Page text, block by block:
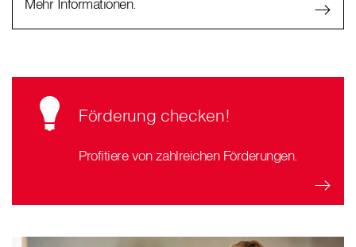
Mehr Informationen.
Förderung checken!
Profitiere von zahlreichen Förderungen.